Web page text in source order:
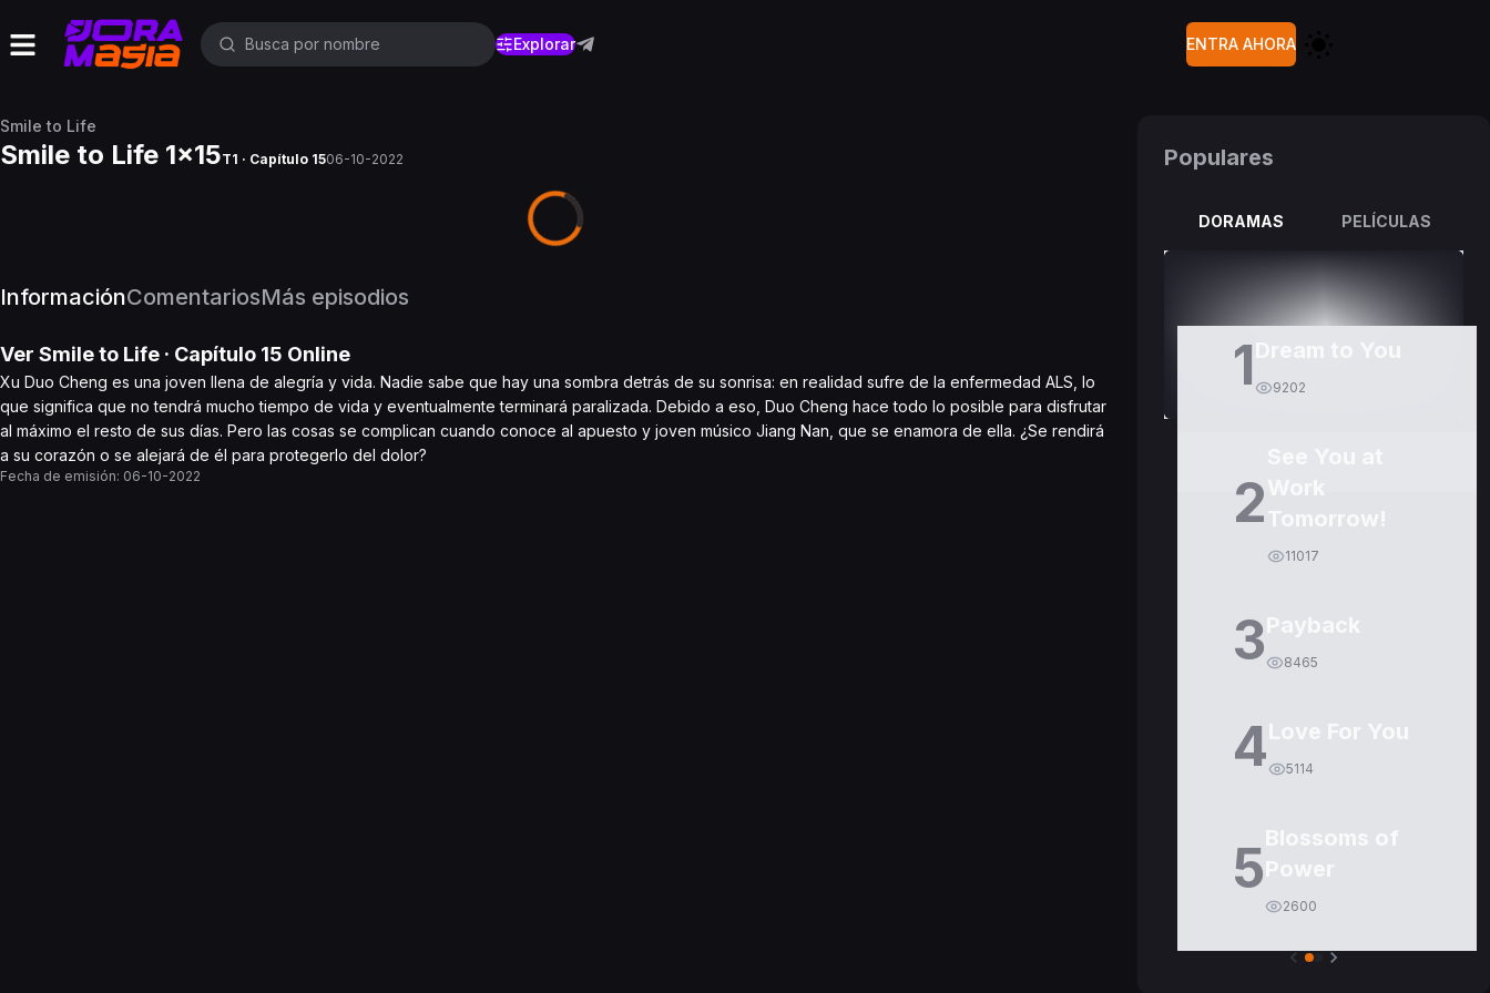
Explorar ENTRA AHORA
Smile to Life
Smile to Life 1x15T1 · Capítulo 1506-10-2022
InformaciónComentariosMás episodios
Ver Smile to Life · Capítulo 15 Online
Xu Duo Cheng es una joven llena de alegría y vida. Nadie sabe que hay una sombra detrás de su sonrisa: en realidad sufre de la enfermedad ALS, lo
que significa que no tendrá mucho tiempo de vida y eventualmente terminará paralizada. Debido a eso, Duo Cheng hace todo lo posible para disfrutar
al máximo el resto de sus días. Pero las cosas se complican cuando conoce al apuesto y joven músico Jiang Nan, que se enamora de ella. ¿Se rendirá
a su corazón o se alejará de él para protegerlo del dolor?
Fecha de emisión: 06-10-2022
Populares
DORAMAS PELÍCULAS
1 9202
2Work
Tomorrow!
11017
3Payback
8465
4Love For You
5114
5Blossoms of
Power
2600